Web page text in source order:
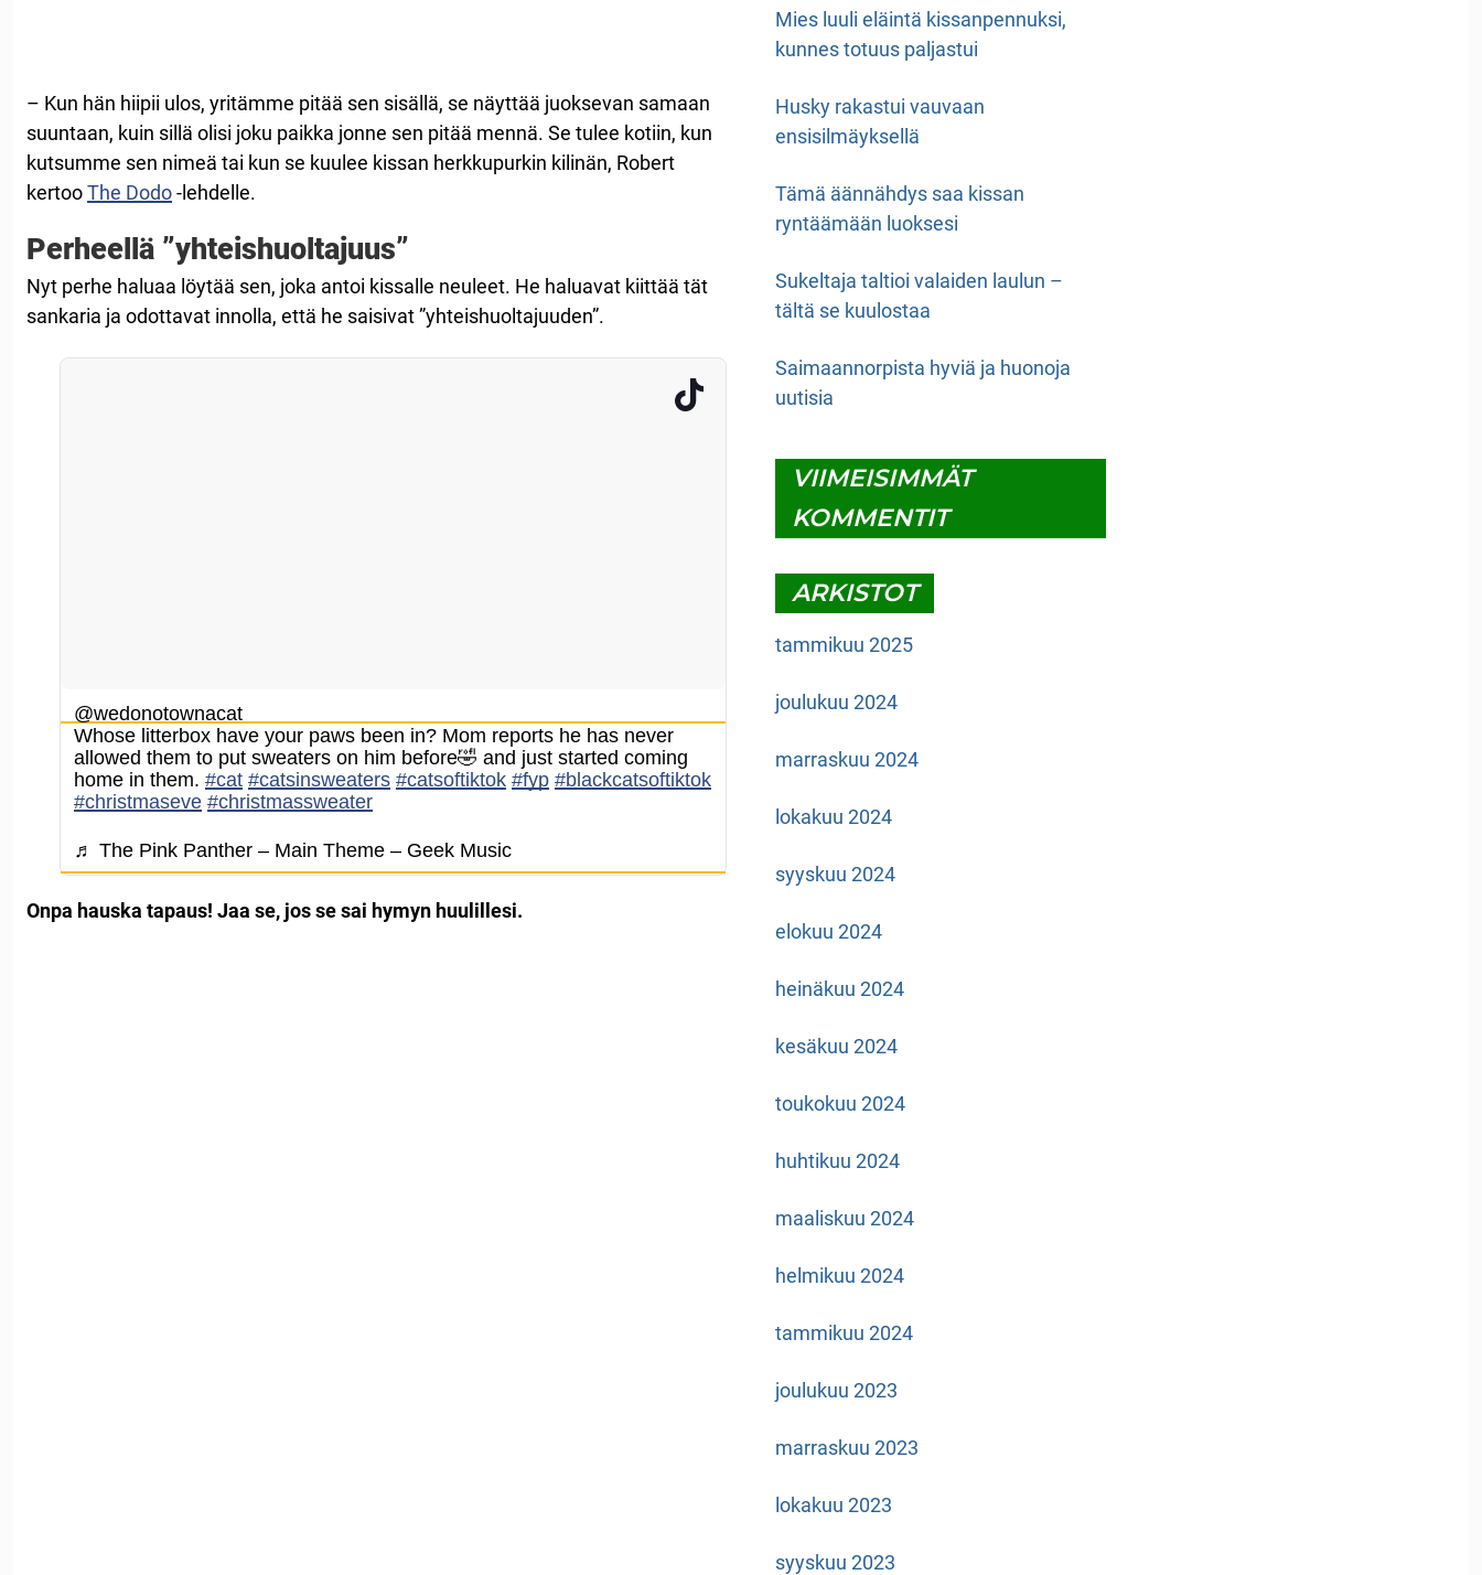
– Kun hän hiipii ulos, yritämme pitää sen sisällä, se näyttää juoksevan samaan
suuntaan, kuin sillä olisi joku paikka jonne sen pitää mennä. Se tulee kotiin, kun
kutsumme sen nimeä tai kun se kuulee kissan herkkupurkin kilinän, Robert
kertooThe Dodo-lehdelle.
Perheellä ”yhteishuoltajuus”
Nyt perhe haluaa löytää sen, joka antoi kissalle neuleet. He haluavat kiittää tät
sankaria ja odottavat innolla, että he saisivat ”yhteishuoltajuuden”.
@wedonotownacat
Whose litterbox have your paws been in? Mom reports he has never
allowed them to put sweaters on him before🤣 and just started coming
home in them. #cat #catsinsweaters #catsoftiktok #fyp #blackcatsoftiktok
#christmaseve #christmassweater
♬ The Pink Panther – Main Theme – Geek Music
Onpa hauska tapaus! Jaa se, jos se sai hymyn huulillesi.
Mies luuli eläintä kissanpennuksi,
kunnes totuus paljastui
Husky rakastui vauvaan
ensisilmäyksellä
Tämä äännähdys saa kissan
ryntäämään luoksesi
Sukeltaja taltioi valaiden laulun –
tältä se kuulostaa
Saimaannorpista hyviä ja huonoja
uutisia
VIIMEISIMMÄT
KOMMENTIT
ARKISTOT
tammikuu 2025
joulukuu 2024
marraskuu 2024
lokakuu 2024
syyskuu 2024
elokuu 2024
heinäkuu 2024
kesäkuu 2024
toukokuu 2024
huhtikuu 2024
maaliskuu 2024
helmikuu 2024
tammikuu 2024
joulukuu 2023
marraskuu 2023
lokakuu 2023
syyskuu 2023